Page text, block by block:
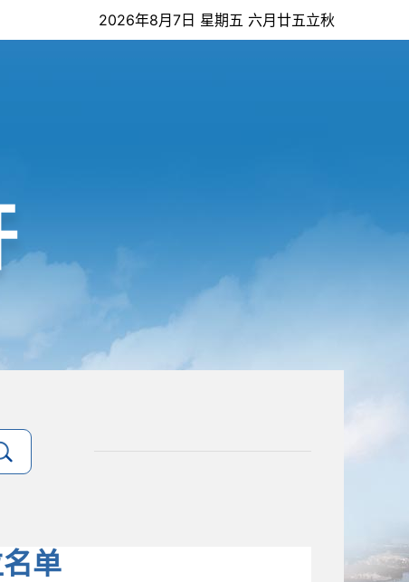
2026年8月7日 星期五 六月廿五立秋
单